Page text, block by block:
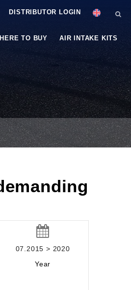
DISTRIBUTOR LOGIN
TO BUY AIR INTAKE KITS
07.2015 > 2020
Year